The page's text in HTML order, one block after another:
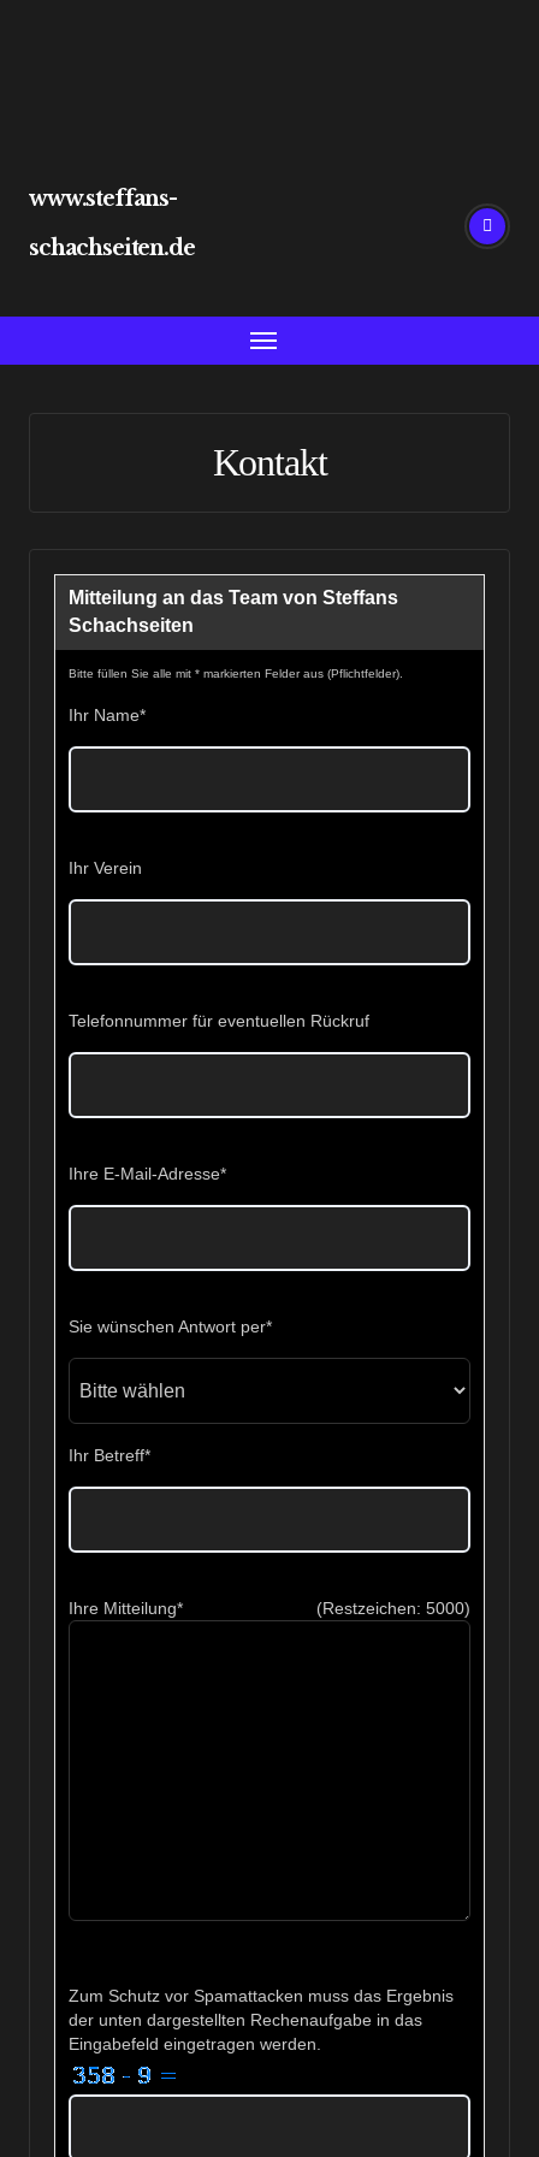
www.steffans-
schachseiten.de
Kontakt
Mitteilung an das Team von Steffans
Schachseiten
Bitte füllen Sie alle mit * markierten Felder aus (Pflichtfelder).
Ihr Name*
Ihr Verein
Telefonnummer für eventuellen Rückruf
Ihre E-Mail-Adresse*
Sie wünschen Antwort per*
Ihr Betreff*
Ihre Mitteilung* (Restzeichen: 5000)
Zum Schutz vor Spamattacken muss das Ergebnis
der unten dargestellten Rechenaufgabe in das
Eingabefeld eingetragen werden.